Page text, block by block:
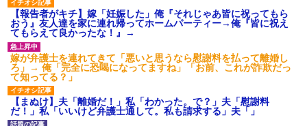
【報告者がキチ】嫁「妊娠した」俺『それじゃあ皆に祝ってもら
おう』友人達を家に連れ帰ってホームパーティー→俺『皆に祝え
てもらえて良かったな！』→
嫁が弁護士を連れてきて「悪いと思うなら慰謝料を払って離婚し
ろ」→ 俺「完全に恐喝になってますね」「お前、これが詐欺だっ
て知ってる？」
【まぬけ】夫「離婚だ！」私「わかった。で？」夫「慰謝料
だ！」私「いいけど弁護士通して。私も請求する」夫「」